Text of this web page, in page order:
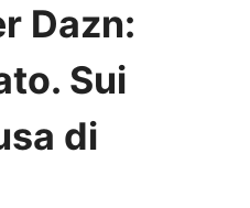
Dazn:
Sui
di